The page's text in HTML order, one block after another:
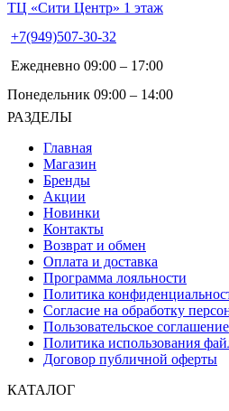
ТЦ «Сити Центр» 1 этаж
+7(949)507-30-32
Ежедневно 09:00 – 17:00
Понедельник 09:00 – 14:00
РАЗДЕЛЫ
Главная
Магазин
Бренды
Акции
Новинки
Контакты
Возврат и обмен
Оплата и доставка
Программа лояльности
Политика
Согласие на обработку
Пользовательское соглашение
Политика использования
Договор публичной оферты
КАТАЛОГ